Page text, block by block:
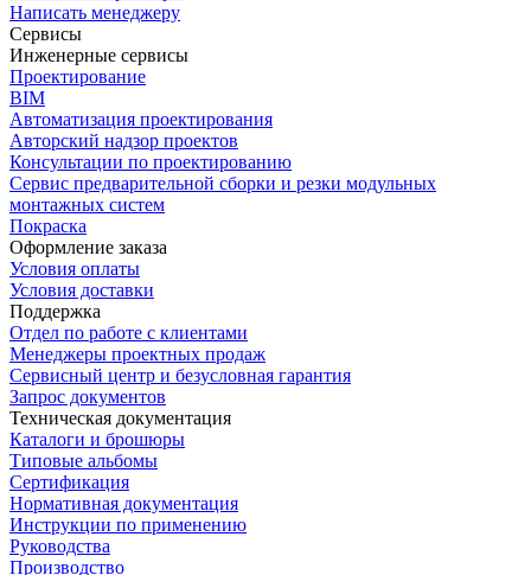
Написать менеджеру
Сервисы
Инженерные сервисы
Проектирование
BIM
Автоматизация проектирования
Авторский надзор проектов
Консультации по проектированию
Сервис предварительной сборки и резки модульных
монтажных систем
Покраска
Оформление заказа
Условия оплаты
Условия доставки
Поддержка
Отдел по работе с клиентами
Менеджеры проектных продаж
Сервисный центр и безусловная гарантия
Запрос документов
Техническая документация
Каталоги и брошюры
Типовые альбомы
Сертификация
Нормативная документация
Инструкции по применению
Руководства
Производство